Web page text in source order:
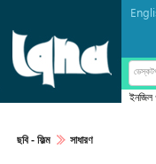
ইনজিল
ছবি‎ - ফিল্ম সাধারণ